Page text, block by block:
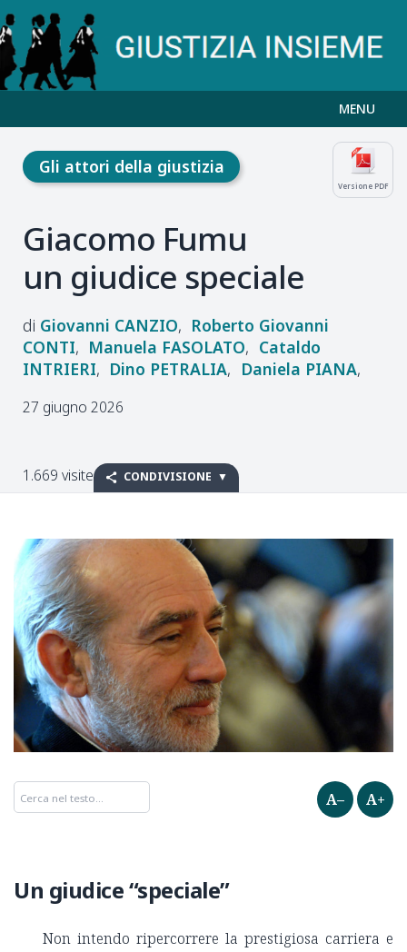
MENU
Versione PDF
Gli attori della giustizia
Giacomo Fumu
un giudice speciale
Giovanni CANZIO
Roberto Giovanni
CONTI
Manuela FASOLATO
Cataldo
INTRIERI
Dino PETRALIA Daniela PIANA
27 giugno 2026
1.669 visite CONDIVISIONE
A– A+
Un giudice “speciale”
Non intendo ripercorrere la prestigiosa carriera e